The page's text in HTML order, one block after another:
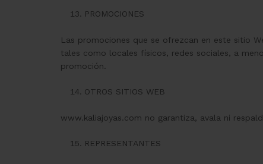
PROMOCIONES
Las promociones que se ofrezcan en este sitio
tales como locales físicos, redes sociales, a
promoción.
OTROS SITIOS WEB
www.kaliajoyas.com no garantiza, avala ni
REPRESENTANTES